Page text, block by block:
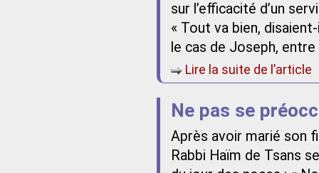
sur l’efficacité d’un
« Tout va bien,
le cas de Joseph,
Lire la suite de l’article
Ne pas se
Après avoir marié son
Rabbi Haïm de Tsans